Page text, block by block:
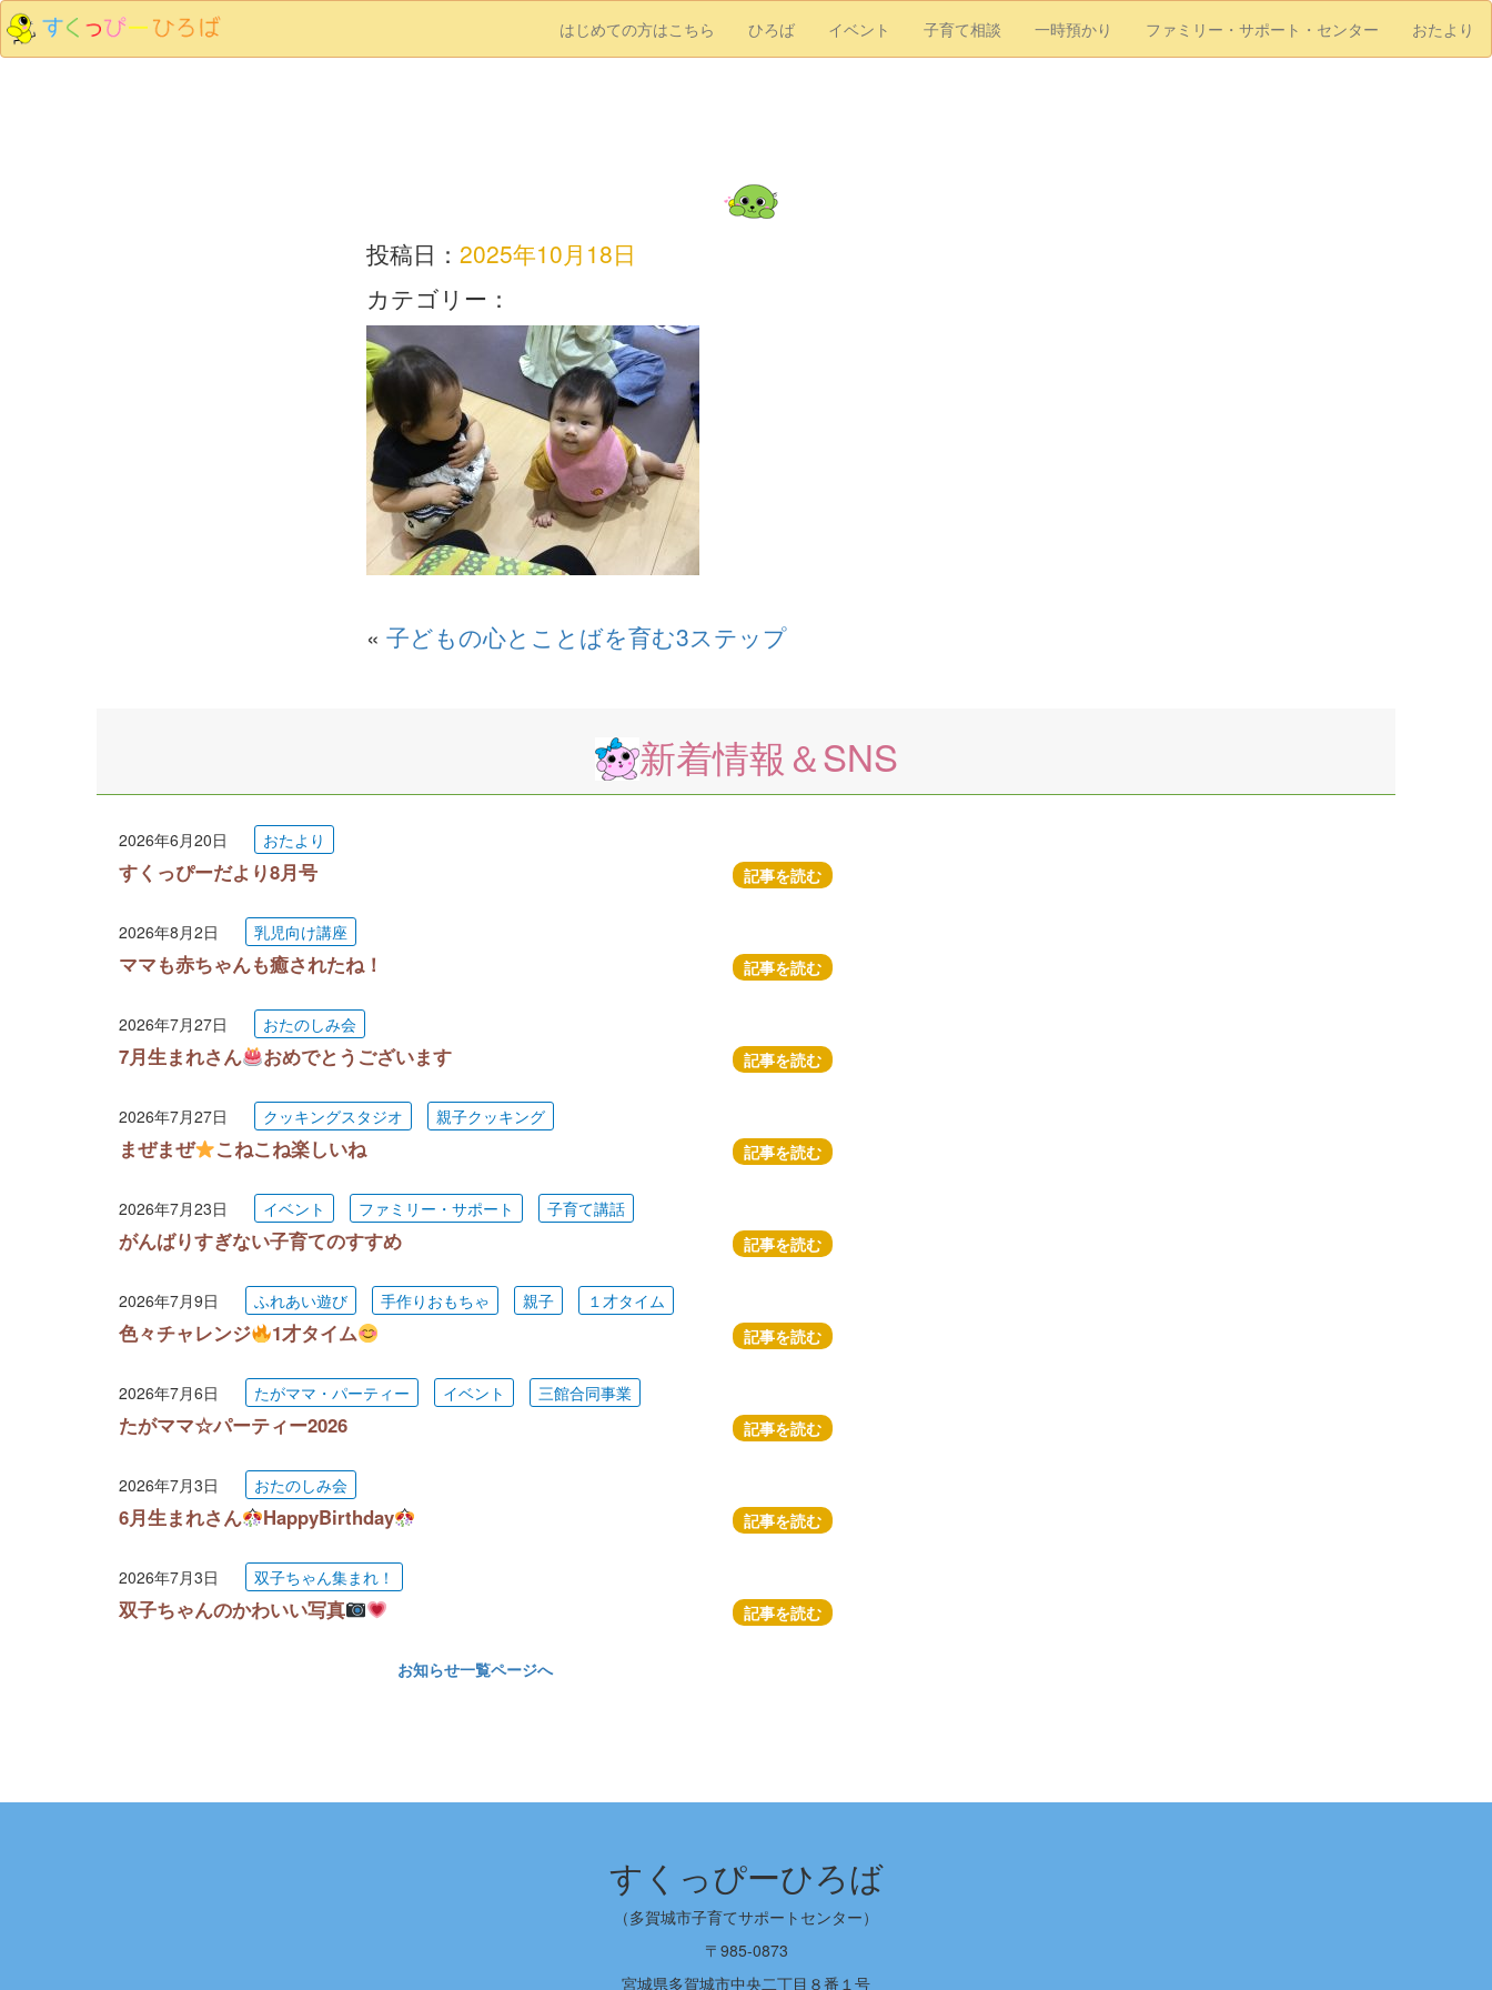
はじめての方はこちら ひろば イベント 子育て相談 一時預かり ファミリー・サポート・センター おたより
投稿日： 2025年10月18日
カテゴリー：
« 子どもの心とことばを育む3ステップ
新着情報＆SNS
2026年6月20日 おたより
すくっぴーだより8月号 記事を読む
2026年8月2日 乳児向け講座
ママも赤ちゃんも癒されたね！ 記事を読む
2026年7月27日 おたのしみ会
7月生まれさん おめでとうございます 記事を読む
2026年7月27日 クッキングスタジオ 親子クッキング
まぜまぜ こねこね楽しいね 記事を読む
2026年7月23日 イベント ファミリー・サポート 子育て講話
がんばりすぎない子育てのすすめ 記事を読む
2026年7月9日 ふれあい遊び 手作りおもちゃ 親子 １才タイム
色々チャレンジ 1才タイム 記事を読む
2026年7月6日 たがママ・パーティー イベント 三館合同事業
たがママ☆パーティー2026 記事を読む
2026年7月3日 おたのしみ会
6月生まれさん HappyBirthday 記事を読む
2026年7月3日 双子ちゃん集まれ！
双子ちゃんのかわいい写真 記事を読む
お知らせ一覧ページへ
すくっぴーひろば
（多賀城市子育てサポートセンター）
〒985-0873
宮城県多賀城市中央二丁目８番１号